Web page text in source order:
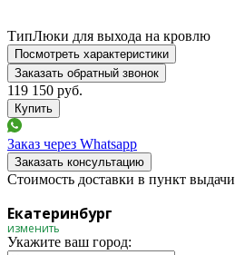
ТипЛюки для выхода на кровлю
Посмотреть характеристики
Заказать обратный звонок
119 150 руб.
Заказ через Whatsapp
Заказать консультацию
Стоимость доставки в пункт выдачи
Екатеринбург
изменить
Укажите ваш город: